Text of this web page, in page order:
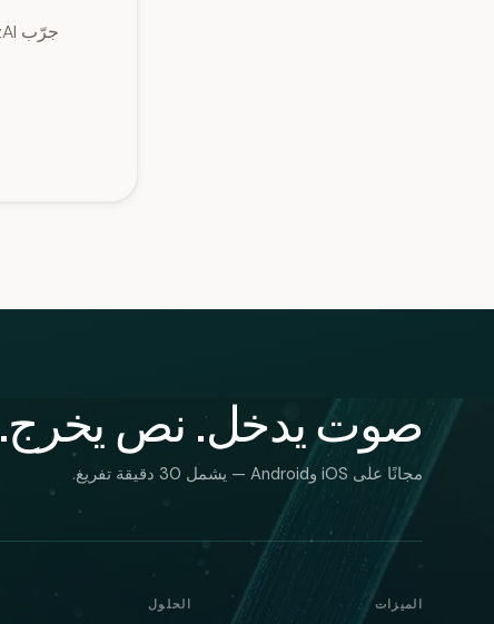
صوت يدخل. نص يخرج.
مجانًا على iOS وAndroid — يشمل 30 دقيقة تفريغ.
الميزات الحلول